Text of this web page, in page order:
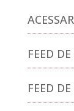
ACESSAR
FEED
FEED